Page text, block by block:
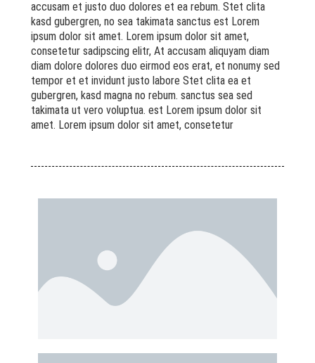
accusam et justo duo dolores et ea rebum. Stet clita
kasd gubergren, no sea takimata sanctus est Lorem
ipsum dolor sit amet. Lorem ipsum dolor sit amet,
consetetur sadipscing elitr, At accusam aliquyam diam
diam dolore dolores duo eirmod eos erat, et nonumy sed
tempor et et invidunt justo labore Stet clita ea et
gubergren, kasd magna no rebum. sanctus sea sed
takimata ut vero voluptua. est Lorem ipsum dolor sit
amet. Lorem ipsum dolor sit amet, consetetur